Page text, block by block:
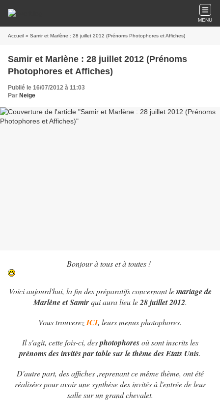
MENU
Accueil » Samir et Marlène : 28 juillet 2012 (Prénoms Photophores et Affiches)
Samir et Marlène : 28 juillet 2012 (Prénoms
Photophores et Affiches)
Publié le 16/07/2012 à 11:03
Par Neige
Bonjour à tous et à toutes !
Voici aujourd'hui, la fin des préparatifs concernant lemariage de
Marlène et Samirqui aura lieu le28 juillet 2012.
Vous trouverezICI, leurs menus photophores.
Il s'agit, cette fois-ci, desphotophoresoù sont inscrits les
prénoms des invités par table sur le thème des Etats Unis.
D'autre part, des affiches ,reprenant ce même thème, ont été
réalisées pour avoir une synthèse des invités à l'entrée de leur
salle sur un grand chevalet.